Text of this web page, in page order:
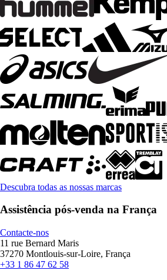
Descubra todas as nossas marcas
Assistência pós-venda na França
Contacte-nos
11 rue Bernard Maris
37270 Montlouis-sur-Loire, França
+33 1 86 47 62 58